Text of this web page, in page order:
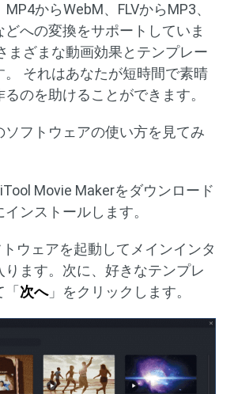
MP4からWebM、FLVからMP3、
どへの変換をサポートしていま
まざまな動画効果とテンプレー
。 それはあなたが短時間で素晴
のを助けることができます。
ソフトウェアの使い方を見てみ
Movie Makerをダウンロード
ンストールします。
ウェアを起動してメインインタ
ります。次に、好きなテンプレ
次へ」をクリックします。